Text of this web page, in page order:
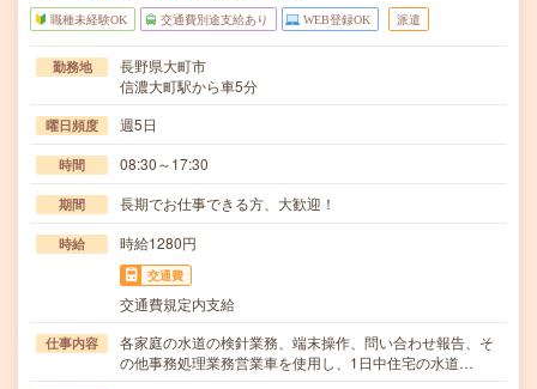
職種未経験OK 交通費別途支給あり WEB登録OK 派遣
勤務地
長野県大町市
信濃大町駅から車5分
曜日頻度 週5日
時間 08:30～17:30
期間 長期でお仕事できる方、大歓迎！
時給 時給1280円
交通費
交通費規定内支給
仕事内容
各家庭の水道の検針業務、端末操作、問い合わせ報告、そ
の他事務処理業務営業車を使用し、1日中住宅の水道…